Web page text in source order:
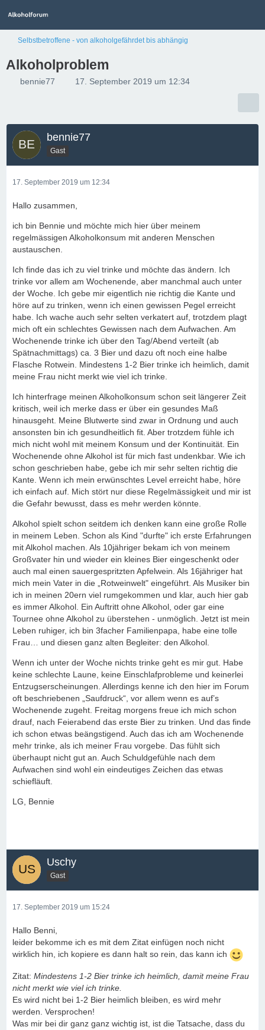
Selbstbetroffene - von alkoholgefährdet bis abhängig
Alkoholproblem
bennie77 17. September 2019 um 12:34
bennie77
Gast
17. September 2019 um 12:34
Hallo zusammen,
ich bin Bennie und möchte mich hier über meinem
regelmässigen Alkoholkonsum mit anderen Menschen
austauschen.
Ich finde das ich zu viel trinke und möchte das ändern. Ich
trinke vor allem am Wochenende, aber manchmal auch unter
der Woche. Ich gebe mir eigentlich nie richtig die Kante und
höre auf zu trinken, wenn ich einen gewissen Pegel erreicht
habe. Ich wache auch sehr selten verkatert auf, trotzdem plagt
mich oft ein schlechtes Gewissen nach dem Aufwachen. Am
Wochenende trinke ich über den Tag/Abend verteilt (ab
Spätnachmittags) ca. 3 Bier und dazu oft noch eine halbe
Flasche Rotwein. Mindestens 1-2 Bier trinke ich heimlich, damit
meine Frau nicht merkt wie viel ich trinke.
Ich hinterfrage meinen Alkoholkonsum schon seit längerer Zeit
kritisch, weil ich merke dass er über ein gesundes Maß
hinausgeht. Meine Blutwerte sind zwar in Ordnung und auch
ansonsten bin ich gesundheitlich fit. Aber trotzdem fühle ich
mich nicht wohl mit meinem Konsum und der Kontinuität. Ein
Wochenende ohne Alkohol ist für mich fast undenkbar. Wie ich
schon geschrieben habe, gebe ich mir sehr selten richtig die
Kante. Wenn ich mein erwünschtes Level erreicht habe, höre
ich einfach auf. Mich stört nur diese Regelmässigkeit und mir ist
die Gefahr bewusst, dass es mehr werden könnte.
Alkohol spielt schon seitdem ich denken kann eine große Rolle
in meinem Leben. Schon als Kind "durfte" ich erste Erfahrungen
mit Alkohol machen. Als 10jähriger bekam ich von meinem
Großvater hin und wieder ein kleines Bier eingeschenkt oder
auch mal einen sauergespritzten Apfelwein. Als 16jähriger hat
mich mein Vater in die „Rotweinwelt" eingeführt. Als Musiker bin
ich in meinen 20ern viel rumgekommen und klar, auch hier gab
es immer Alkohol. Ein Auftritt ohne Alkohol, oder gar eine
Tournee ohne Alkohol zu überstehen - unmöglich. Jetzt ist mein
Leben ruhiger, ich bin 3facher Familienpapa, habe eine tolle
Frau… und diesen ganz alten Begleiter: den Alkohol.
Wenn ich unter der Woche nichts trinke geht es mir gut. Habe
keine schlechte Laune, keine Einschlafprobleme und keinerlei
Entzugserscheinungen. Allerdings kenne ich den hier im Forum
oft beschriebenen „Saufdruck“, vor allem wenn es auf’s
Wochenende zugeht. Freitag morgens freue ich mich schon
drauf, nach Feierabend das erste Bier zu trinken. Und das finde
ich schon etwas beängstigend. Auch das ich am Wochenende
mehr trinke, als ich meiner Frau vorgebe. Das fühlt sich
überhaupt nicht gut an. Auch Schuldgefühle nach dem
Aufwachen sind wohl ein eindeutiges Zeichen das etwas
schiefläuft.
LG, Bennie
Uschy
Gast
17. September 2019 um 15:24
Hallo Benni,
leider bekomme ich es mit dem Zitat einfügen noch nicht
wirklich hin, ich kopiere es dann halt so rein, das kann ich
Zitat: Mindestens 1-2 Bier trinke ich heimlich, damit meine Frau
nicht merkt wie viel ich trinke.
Es wird nicht bei 1-2 Bier heimlich bleiben, es wird mehr
werden. Versprochen!
Was mir bei dir ganz ganz wichtig ist, ist die Tatsache, dass du